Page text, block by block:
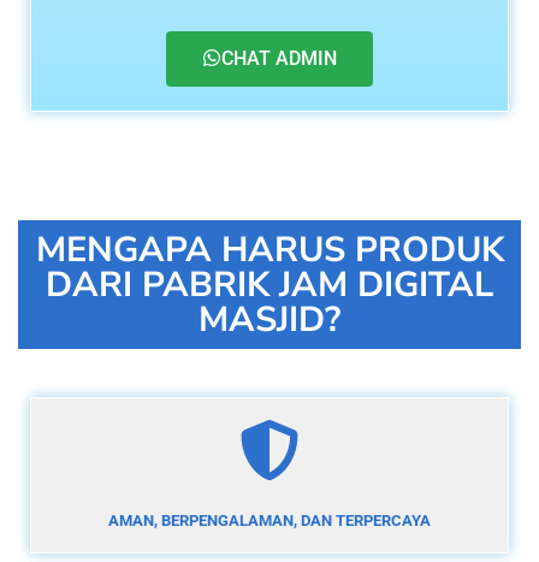
CHAT ADMIN
MENGAPA HARUS PRODUK
DARI PABRIK JAM DIGITAL
MASJID?
AMAN, BERPENGALAMAN, DAN TERPERCAYA